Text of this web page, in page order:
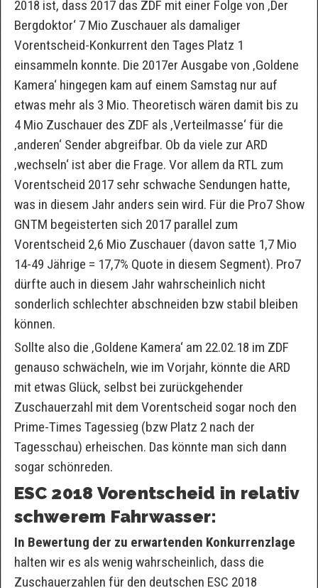
2018 ist, dass 2017 das ZDF mit einer Folge von ‚Der
Bergdoktor‘ 7 Mio Zuschauer als damaliger
Vorentscheid-Konkurrent den Tages Platz 1
einsammeln konnte. Die 2017er Ausgabe von ‚Goldene
Kamera‘ hingegen kam auf einem Samstag nur auf
etwas mehr als 3 Mio. Theoretisch wären damit bis zu
4 Mio Zuschauer des ZDF als ‚Verteilmasse‘ für die
‚anderen‘ Sender abgreifbar. Ob da viele zur ARD
‚wechseln‘ ist aber die Frage. Vor allem da RTL zum
Vorentscheid 2017 sehr schwache Sendungen hatte,
was in diesem Jahr anders sein wird. Für die Pro7 Show
GNTM begeisterten sich 2017 parallel zum
Vorentscheid 2,6 Mio Zuschauer (davon satte 1,7 Mio
14-49 Jährige = 17,7% Quote in diesem Segment). Pro7
dürfte auch in diesem Jahr wahrscheinlich nicht
sonderlich schlechter abschneiden bzw stabil bleiben
können.
Sollte also die ‚Goldene Kamera‘ am 22.02.18 im ZDF
genauso schwächeln, wie im Vorjahr, könnte die ARD
mit etwas Glück, selbst bei zurückgehender
Zuschauerzahl mit dem Vorentscheid sogar noch den
Prime-Times Tagessieg (bzw Platz 2 nach der
Tagesschau) erheischen. Das könnte man sich dann
sogar schönreden.
ESC 2018 Vorentscheid in relativ
schwerem Fahrwasser:
In Bewertung der zu erwartenden Konkurrenzlage
halten wir es als wenig wahrscheinlich, dass die
Zuschauerzahlen für den deutschen ESC 2018